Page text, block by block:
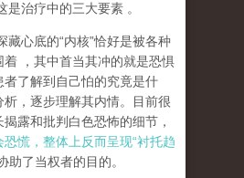
是治疗中的三大要素 。
藏心底的“内核”恰好是被各种
着
，其中首当其冲的就是恐惧
者了解到自己怕的究竟是什
，逐步理解其内情。目前很
露和批判白色恐怖的细节，
恐慌，整体上反而呈现“衬托趋
助了当权者的目的。